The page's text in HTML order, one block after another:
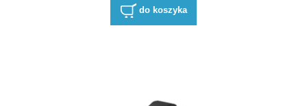
do koszyka